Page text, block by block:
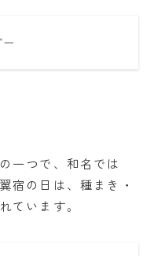
一つで、和名では
宿の日は、種まき・
ています。